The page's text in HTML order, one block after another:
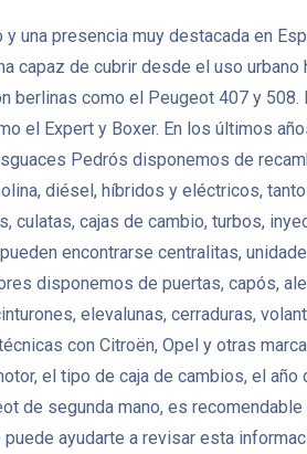
presencia muy destacada en
capaz de cubrir desde el uso
como el Peugeot 407 y
el Expert y Boxer. En los últimos
Pedrós disponemos de
diésel, híbridos y eléctricos,
cajas de cambio, turbos,
encontrarse centralitas,
disponemos de puertas, capós,
elevalunas, cerraduras,
con Citroën, Opel y otras
el tipo de caja de cambios, el
de segunda mano, es
ayudarte a revisar esta